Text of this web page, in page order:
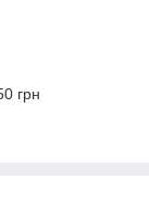
грн